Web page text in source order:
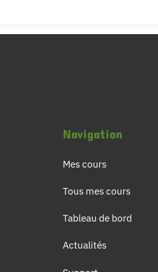
Navigation
Mes cours
Tous mes cours
Tableau de bord
Actualités